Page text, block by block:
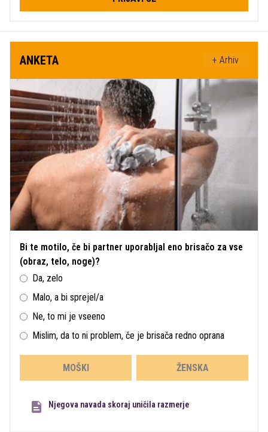
ANKETA + Arhiv
Bi te motilo, če bi partner uporabljal eno brisačo za vse
(obraz, telo, noge)?
Da, zelo
Malo, a bi sprejel/a
Ne, to mi je vseeno
Mislim, da to ni problem, če je brisača redno oprana
MOŠKI ŽENSKA
Njegova navada skoraj uničila razmerje